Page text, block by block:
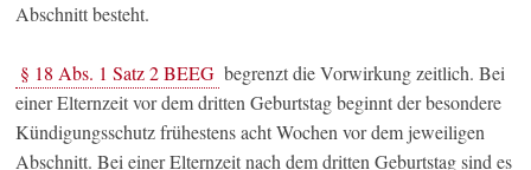
Abschnitt besteht.
§ 18 Abs. 1 Satz 2 BEEG begrenzt die Vorwirkung zeitlich. Bei
einer Elternzeit vor dem dritten Geburtstag beginnt der besondere
Kündigungsschutz frühestens acht Wochen vor dem jeweiligen
Abschnitt. Bei einer Elternzeit nach dem dritten Geburtstag sind es